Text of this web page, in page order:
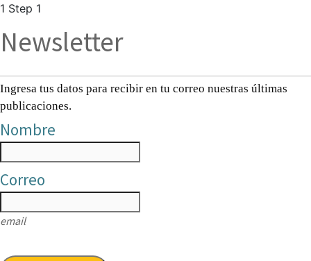
1 Step 1
Newsletter
Ingresa tus datos para recibir en tu correo nuestras últimas
publicaciones.
Nombre
Correo
email